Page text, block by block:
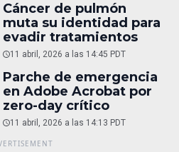
Cáncer de pulmón
muta su identidad para
evadir tratamientos
11 abril, 2026 a las 14:45 PDT
Parche de emergencia
en Adobe Acrobat por
zero-day crítico
11 abril, 2026 a las 14:13 PDT